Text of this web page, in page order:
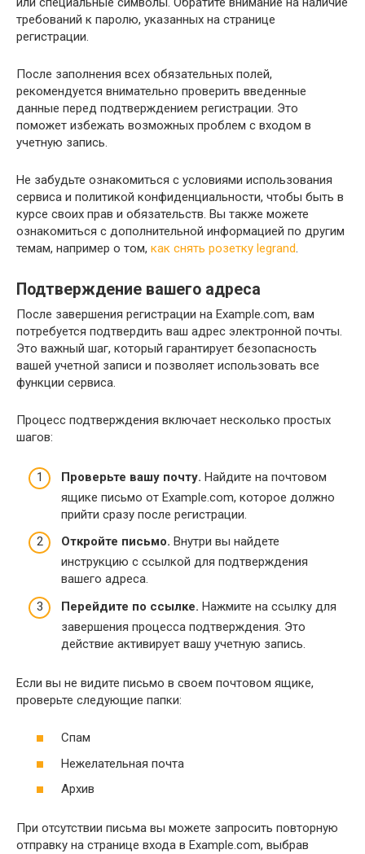
требований к паролю, указанных на странице
регистрации.
После заполнения всех обязательных полей,
рекомендуется внимательно проверить введенные
данные перед подтверждением регистрации. Это
поможет избежать возможных проблем с входом в
учетную запись.
Не забудьте ознакомиться с условиями использования
сервиса и политикой конфиденциальности, чтобы быть в
курсе своих прав и обязательств. Вы также можете
ознакомиться с дополнительной информацией по другим
темам, например о том, как снять розетку legrand.
Подтверждение вашего адреса
После завершения регистрации на Example.com, вам
потребуется подтвердить ваш адрес электронной почты.
Это важный шаг, который гарантирует безопасность
вашей учетной записи и позволяет использовать все
функции сервиса.
Процесс подтверждения включает несколько простых
шагов:
Проверьте вашу почту. Найдите на почтовом
ящике письмо от Example.com, которое должно
прийти сразу после регистрации.
Откройте письмо. Внутри вы найдете
инструкцию с ссылкой для подтверждения
вашего адреса.
Перейдите по ссылке. Нажмите на ссылку для
завершения процесса подтверждения. Это
действие активирует вашу учетную запись.
Если вы не видите письмо в своем почтовом ящике,
проверьте следующие папки:
Спам
Нежелательная почта
Архив
При отсутствии письма вы можете запросить повторную
отправку на странице входа в Example.com, выбрав